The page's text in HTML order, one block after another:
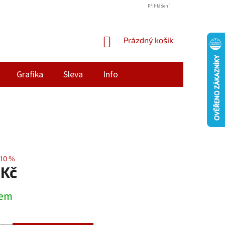
Přihlášení
NÁKUPNÍ
Prázdný košík
Grafika Sleva Info
%